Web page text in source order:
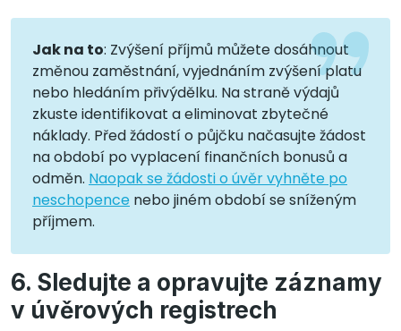
Jak na to: Zvýšení příjmů můžete dosáhnout
změnou zaměstnání, vyjednáním zvýšení platu
nebo hledáním přivýdělku. Na straně výdajů
zkuste identifikovat a eliminovat zbytečné
náklady. Před žádostí o půjčku načasujte žádost
na období po vyplacení finančních bonusů a
odměn. Naopak se žádosti o úvěr vyhněte po
neschopence nebo jiném období se sníženým
příjmem.
6. Sledujte a opravujte záznamy
v úvěrových registrech